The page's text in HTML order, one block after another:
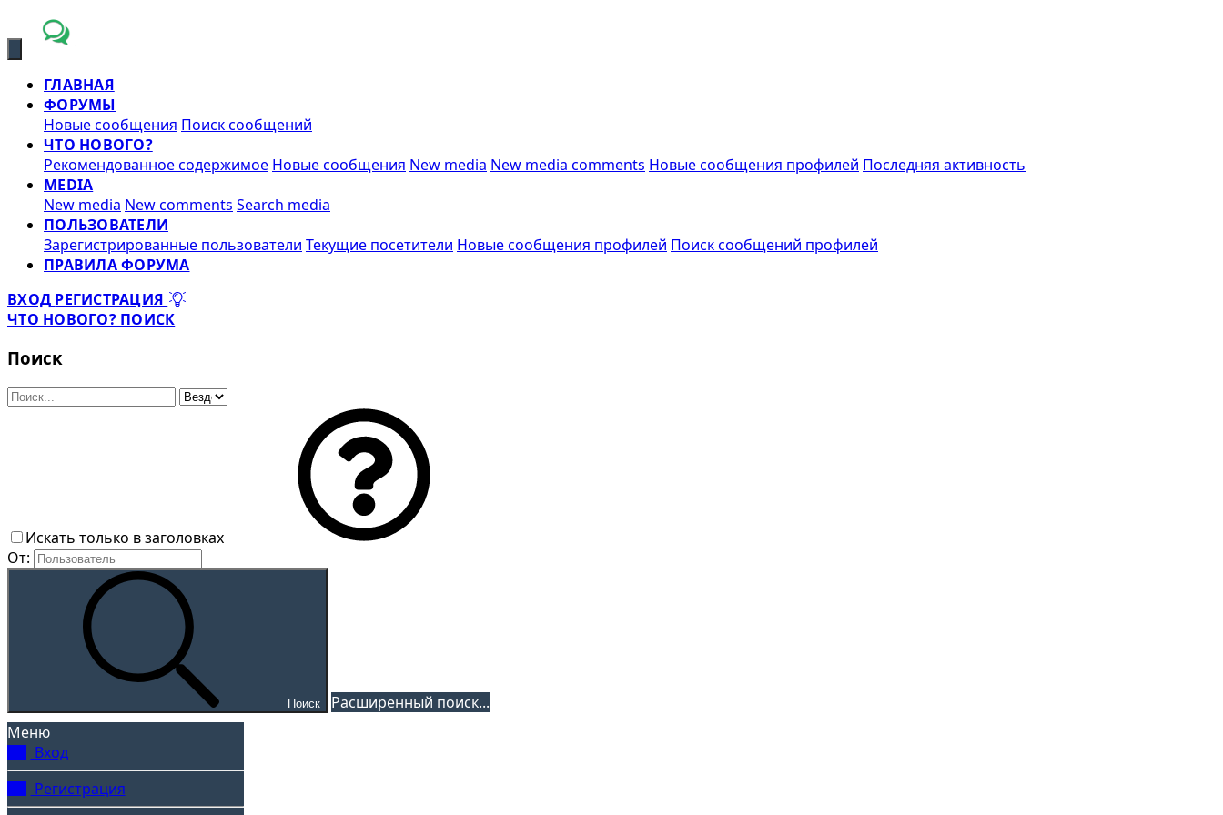
ГЛАВНАЯ
ФОРУМЫ
Новые сообщения Поиск сообщений
ЧТО НОВОГО?
Рекомендованное содержимое Новые сообщения New media New media comments Новые сообщения профилей Последняя активность
MEDIA
New media New comments Search media
ПОЛЬЗОВАТЕЛИ
Зарегистрированные пользователи Текущие посетители Новые сообщения профилей Поиск сообщений профилей
ПРАВИЛА ФОРУМА
ВХОД РЕГИСТРАЦИЯ
ЧТО НОВОГО? ПОИСК
Поиск
Искать только в заголовках
От:
Поиск
Расширенный поиск...
Меню
Вход
Регистрация